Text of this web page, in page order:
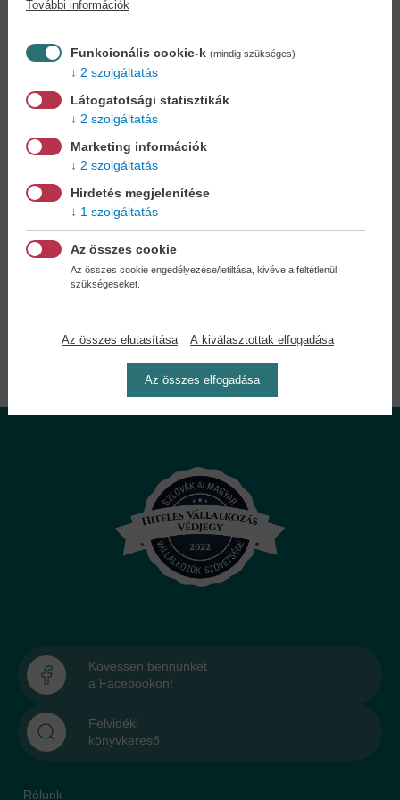
könyve beszerzését!Könyvkereső-szolgálat
Otthonában, kényelmesen
könyvet - tumultus nélkül!
Kedvezmények, nyereményjátékok,
Ön is!
A legelőnyösebb postaköltséggel
Önnek semmiféle kötelezettsége a Családi
Kövessen bennünket
a Facebookon!
Felvidéki
könyvkereső
Rólunk
További információk
Funkcionális cookie-k (mindig szükséges)
2 szolgáltatás
Látogatotsági statisztikák
2 szolgáltatás
Marketing információk
2 szolgáltatás
Hirdetés megjelenítése
1 szolgáltatás
Az összes cookie
Az összes cookie engedélyezése/letiltása, kivéve a feltétlenül
szükségeseket.
Az összes elutasítása A kiválasztottak elfogadása
Az összes elfogadása